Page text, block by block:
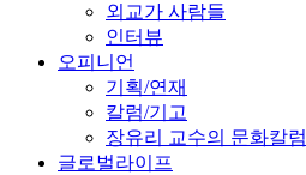
외교가 사람들
인터뷰
오피니언
기획/연재
칼럼/기고
장유리 교수의 문화칼럼
글로벌라이프